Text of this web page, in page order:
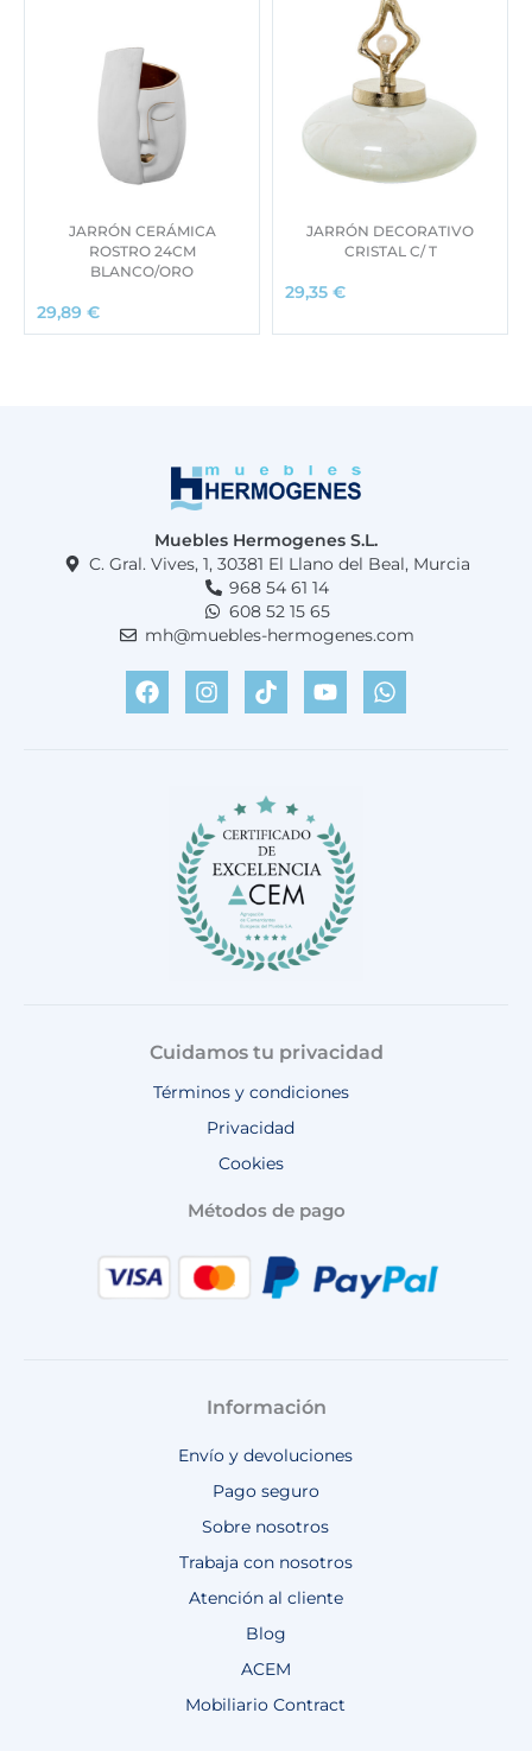
JARRÓN CERÁMICA
ROSTRO 24CM
BLANCO/ORO
29,89 €
JARRÓN DECORATIVO
CRISTAL C/ T
29,35 €
Muebles Hermogenes S.L.
C. Gral. Vives, 1, 30381 El Llano del Beal, Murcia
968 54 61 14
608 52 15 65
mh@muebles-hermogenes.com
F
a
c
I
n
s
a
m
T
i
k
Y
o
u
W
h
a
Cuidamos tu privacidad
Términos y condiciones
Privacidad
Cookies
Métodos de pago
Información
Envío y devoluciones
Pago seguro
Sobre nosotros
Trabaja con nosotros
Atención al cliente
Blog
ACEM
Mobiliario Contract